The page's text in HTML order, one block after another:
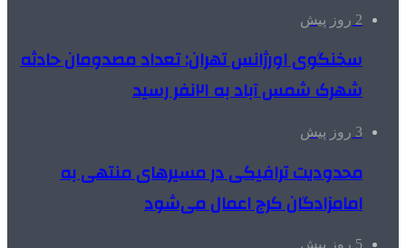
2 روز پیش
سخنگوی اورژانس تهران: تعداد مصدومان حادثه
شهرک شمس آباد به ۲۱نفر رسید
3 روز پیش
محدودیت ترافیکی در مسیرهای منتهی به
امامزادگان کرج اعمال می‌شود
5 روز پیش